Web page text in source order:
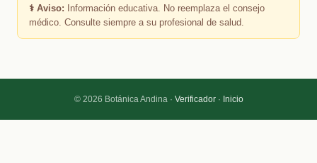
⚕️ Aviso: Información educativa. No reemplaza el consejo
médico. Consulte siempre a su profesional de salud.
© 2026 Botánica Andina · Verificador· Inicio